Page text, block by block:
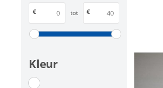
€ tot €
Kleur